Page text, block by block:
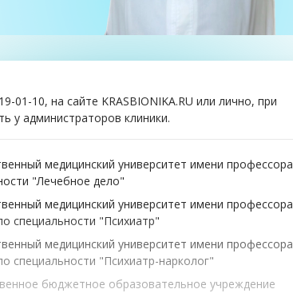
10, на сайте KRASBIONIKA.RU или лично, при
у администраторов клиники.
медицинский университет имени профессора
"Лечебное дело"
медицинский университет имени профессора
специальности "Психиатр"
медицинский университет имени профессора
специальности "Психиатр-нарколог"
бюджетное образовательное учреждение